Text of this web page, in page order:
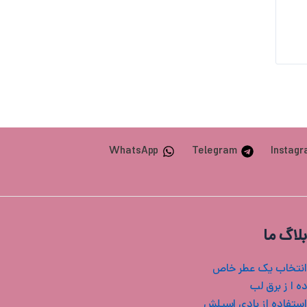
Telegram
WhatsApp
ما
یک عطر خاص
ا ز برق لب